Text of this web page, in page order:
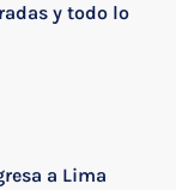
y todo lo
a Lima